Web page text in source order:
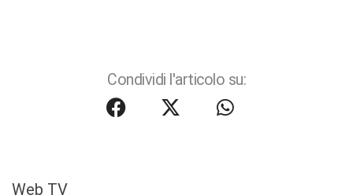
Condividi l'articolo su:
Web TV